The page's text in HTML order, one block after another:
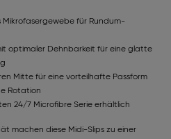
Mikrofasergewebe für Rundum-
optimaler Dehnbarkeit für eine glatte
Mitte für eine vorteilhafte Passform
Rotation
24/7 Microfibre Serie erhältlich
machen diese Midi-Slips zu einer